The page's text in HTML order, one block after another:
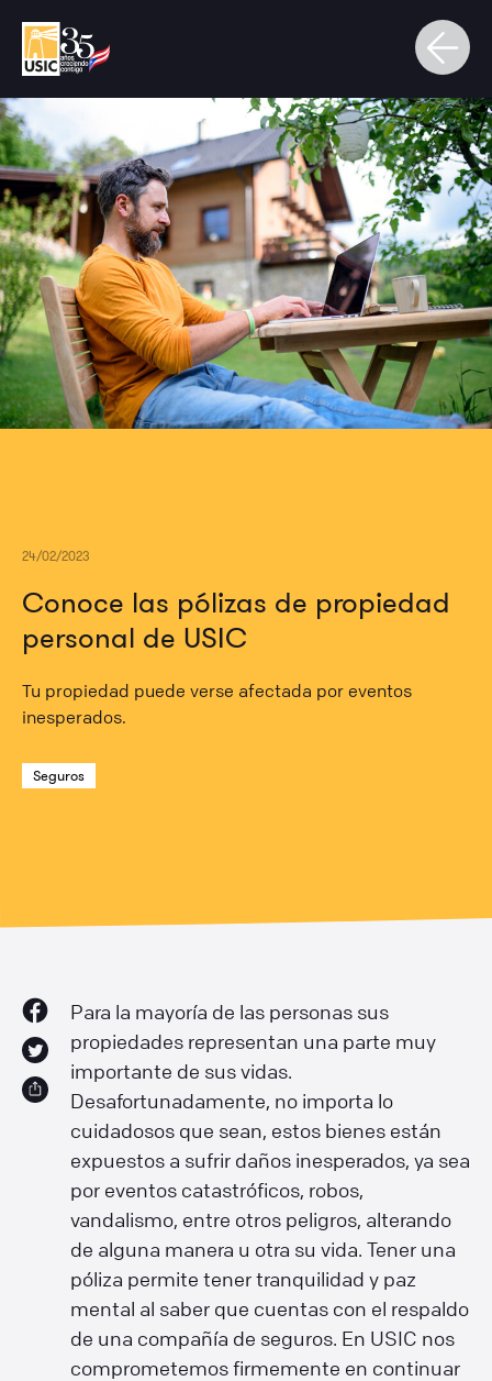
24/02/2023
Conoce las pólizas de propiedad
personal de USIC
Tu propiedad puede verse afectada por eventos
inesperados.
Seguros
Para la mayoría de las personas sus
propiedades representan una parte muy
importante de sus vidas.
Desafortunadamente, no importa lo
cuidadosos que sean, estos bienes están
expuestos a sufrir daños inesperados, ya sea
por eventos catastróficos, robos,
vandalismo, entre otros peligros, alterando
de alguna manera u otra su vida. Tener una
póliza permite tener tranquilidad y paz
mental al saber que cuentas con el respaldo
de una compañía de seguros. En USIC nos
comprometemos firmemente en continuar